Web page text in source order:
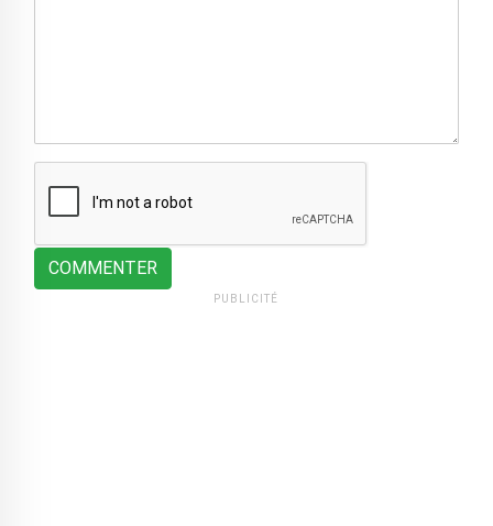
COMMENTER
PUBLICITÉ